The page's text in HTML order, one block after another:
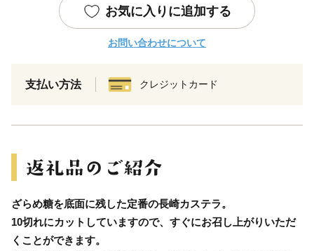
お気に入りに追加する
お問い合わせについて
支払い方法 クレジットカード
ざらめ糖を底面に残した定番の長崎カステラ。
10切れにカットしていますので、すぐにお召し上がりいただ
くことができます。